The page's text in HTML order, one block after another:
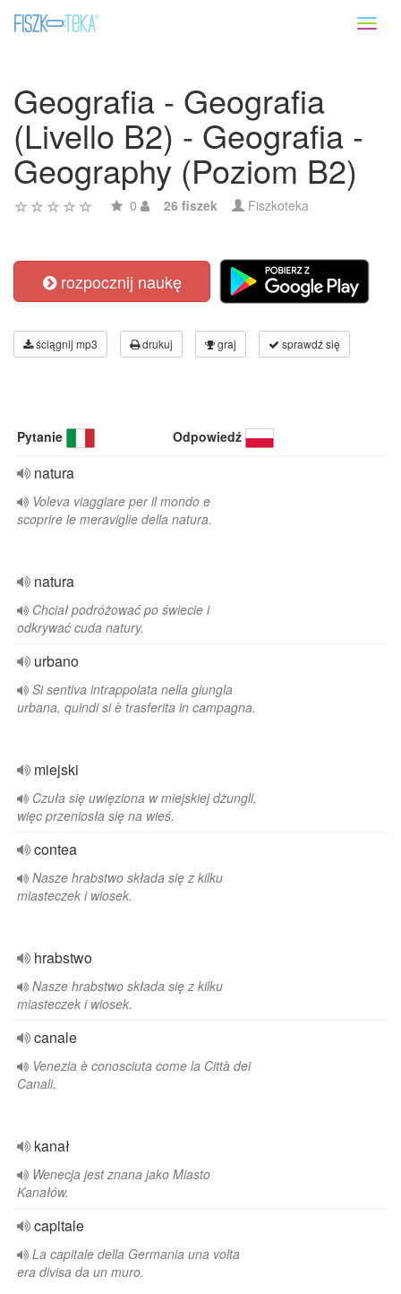
Geografia - Geografia
(Livello B2) - Geografia -
Geography (Poziom B2)
0 26 fiszek Fiszkoteka
rozpocznij naukę
ściągnij mp3 drukuj graj sprawdź się
Pytanie Odpowiedź
natura
Voleva viaggiare per il mondo e
scoprire le meraviglie della natura.
natura
Chciał podróżować po świecie i
odkrywać cuda natury.
urbano
Si sentiva intrappolata nella giungla
urbana, quindi si è trasferita in campagna.
miejski
Czuła się uwięziona w miejskiej dżungli,
więc przeniosła się na wieś.
contea
Nasze hrabstwo składa się z kilku
miasteczek i wiosek.
hrabstwo
Nasze hrabstwo składa się z kilku
miasteczek i wiosek.
canale
Venezia è conosciuta come la Città dei
Canali.
kanał
Wenecja jest znana jako Miasto
Kanałów.
capitale
La capitale della Germania una volta
era divisa da un muro.